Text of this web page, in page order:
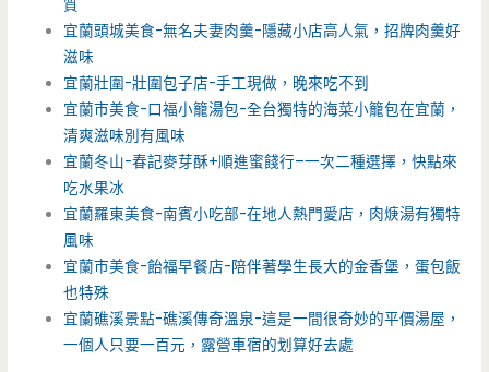
質
宜蘭頭城美食-無名夫妻肉羹-隱藏小店高人氣，招牌肉羹好
滋味
宜蘭壯圍-壯圍包子店-手工現做，晚來吃不到
宜蘭市美食-口福小籠湯包-全台獨特的海菜小籠包在宜蘭，
清爽滋味別有風味
宜蘭冬山-春記麥芽酥+順進蜜餞行–一次二種選擇，快點來
吃水果冰
宜蘭羅東美食-南賓小吃部-在地人熱門愛店，肉焿湯有獨特
風味
宜蘭市美食-飴福早餐店-陪伴著學生長大的金香堡，蛋包飯
也特殊
宜蘭礁溪景點-礁溪傳奇溫泉-這是一間很奇妙的平價湯屋，
一個人只要一百元，露營車宿的划算好去處